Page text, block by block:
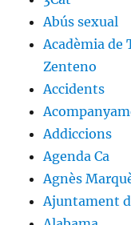
Abús sexual
Acadèmia de
Zenteno
Accidents
Addiccions
Agenda Ca
Agnès
Ajuntament